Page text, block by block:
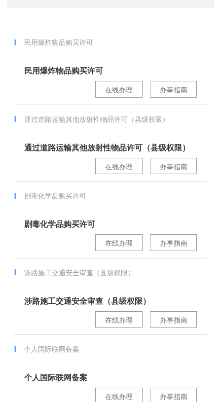
民用爆炸物品购买许可
民用爆炸物品购买许可
办事指南
在线办理
通过道路运输其他放射性物品许可（县级权限）
通过道路运输其他放射性物品许可（县级权限）
办事指南
在线办理
剧毒化学品购买许可
剧毒化学品购买许可
办事指南
在线办理
涉路施工交通安全审查（县级权限）
涉路施工交通安全审查（县级权限）
办事指南
在线办理
个人国际联网备案
个人国际联网备案
办事指南
在线办理